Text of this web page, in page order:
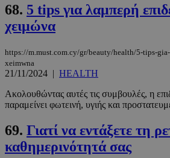
68. 5 tips για λαμπερή
χειμώνα
https://m.must.com.cy/gr/beauty/health/5-tips-
xeimwna
21/11/2024 | HEALTH
Ακολουθώντας αυτές τις συμβουλές, η
παραμείνει φωτεινή, υγιής και
69. Γιατί να εντάξετε τη
καθημερινότητά σας